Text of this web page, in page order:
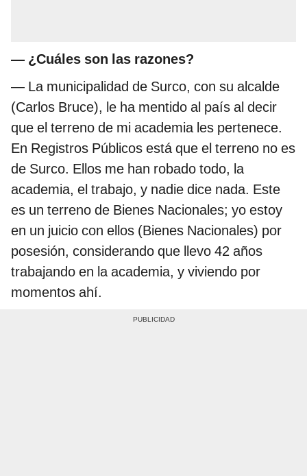
— ¿Cuáles son las razones?
— La municipalidad de Surco, con su alcalde
(Carlos Bruce), le ha mentido al país al decir
que el terreno de mi academia les pertenece.
En Registros Públicos está que el terreno no es
de Surco. Ellos me han robado todo, la
academia, el trabajo, y nadie dice nada. Este
es un terreno de Bienes Nacionales; yo estoy
en un juicio con ellos (Bienes Nacionales) por
posesión, considerando que llevo 42 años
trabajando en la academia, y viviendo por
momentos ahí.